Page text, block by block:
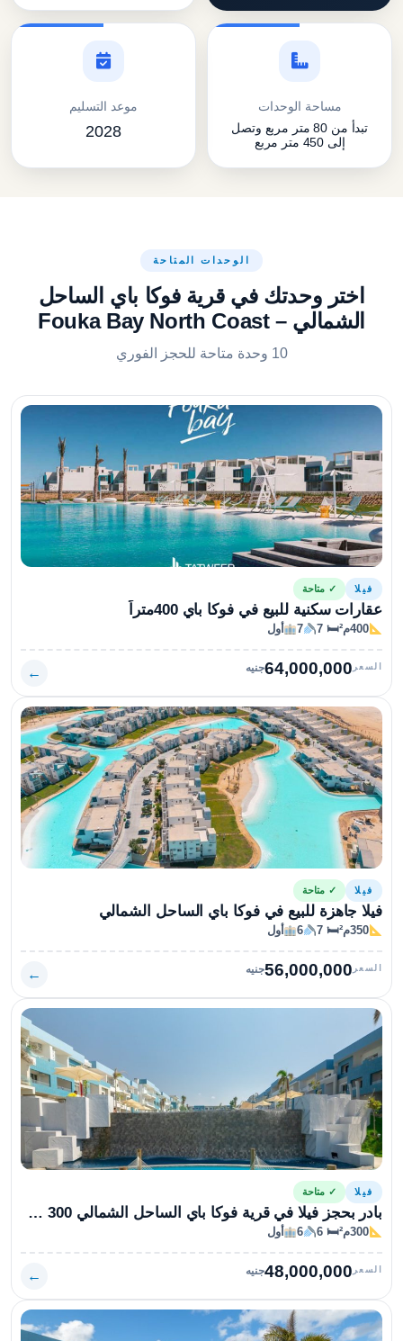
مساحة الوحدات
تبدأ من 80 متر مربع وتصل
إلى 450 متر مربع
موعد التسليم
2028
الوحدات المتاحة
اختر وحدتك في قرية فوكا باي الساحل
الشمالي – Fouka Bay North Coast
10 وحدة متاحة للحجز الفوري
فيلا ✓ متاحة
عقارات سكنية للبيع في فوكا باي 400متراً
400م² 🛏 7
7 أول
السعر 64,000,000جنيه ←
فيلا ✓ متاحة
فيلا جاهزة للبيع في فوكا باي الساحل الشمالي
350م² 🛏 7
6 أول
السعر 56,000,000جنيه ←
فيلا ✓ متاحة
بادر بحجز فيلا في قرية فوكا باي الساحل الشمالي 300 متراً
300م² 🛏 6
6 أول
السعر 48,000,000جنيه ←